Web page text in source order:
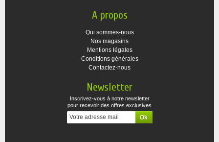
A propos
Qui sommes-nous
Nos magasins
Mentions légales
Conditions générales
Contactez-nous
Newsletter
Inscrivez-vous à notre newsletter
pour recevoir des offres exclusives